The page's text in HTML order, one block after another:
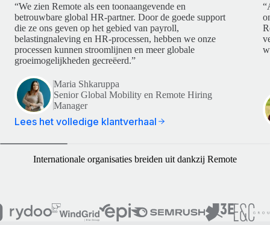
“We zien Remote als een toonaangevende en
betrouwbare global HR-partner. Door de goede support
die ze ons geven op het gebied van payroll,
belastingnaleving en HR-processen, hebben we onze
processen kunnen stroomlijnen en meer globale
groeimogelijkheden gecreëerd.”
Maria Shkaruppa
Senior Global Mobility en Remote Hiring
Manager
Lees het volledige klantverhaal
Internationale organisaties breiden uit dankzij Remote